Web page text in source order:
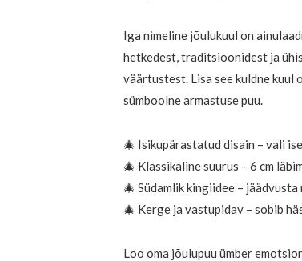
Iga nimeline jõulukuul on
hetkedest, traditsioonidest ja
väärtustest. Lisa see kuldne kuul
sümboolne armastuse puu.
🎄 Isikupärastatud disain – vali
🎄 Klassikaline suurus – 6 cm
🎄 Südamlik kingiidee –
🎄 Kerge ja vastupidav – sobib
Loo oma jõulupuu ümber